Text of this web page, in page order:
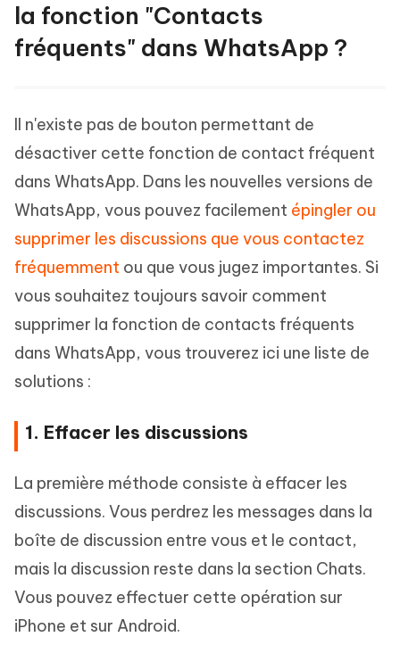
la fonction "Contacts
fréquents" dans WhatsApp ?
Il n'existe pas de bouton permettant de
désactiver cette fonction de contact fréquent
dans WhatsApp. Dans les nouvelles versions de
WhatsApp, vous pouvez facilement épingler ou
supprimer les discussions que vous contactez
fréquemment ou que vous jugez importantes. Si
vous souhaitez toujours savoir comment
supprimer la fonction de contacts fréquents
dans WhatsApp, vous trouverez ici une liste de
solutions :
1. Effacer les discussions
La première méthode consiste à effacer les
discussions. Vous perdrez les messages dans la
boîte de discussion entre vous et le contact,
mais la discussion reste dans la section Chats.
Vous pouvez effectuer cette opération sur
iPhone et sur Android.